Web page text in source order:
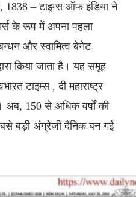
1838 – टाइम्स ऑफ इंडिया ने
के रूप में अपना पहला
और स्वामित्व बेनेट
किया जाता है। यह समूह
टाइम्स , दी महाराष्ट्र
अब, 150 से अधिक वर्षों की
बड़ी अंग्रेजी दैनिक बन गई